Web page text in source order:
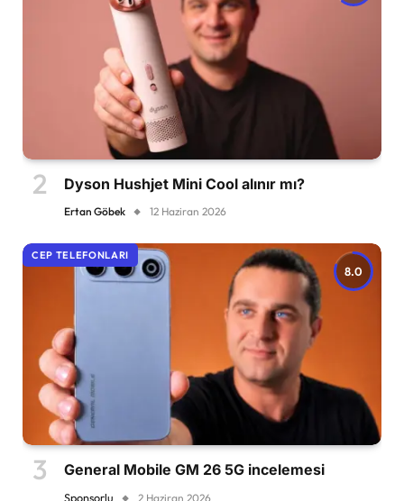
Dyson Hushjet Mini Cool alınır mı?
Ertan Göbek 12 Haziran 2026
8.0
CEP TELEFONLARI
General Mobile GM 26 5G incelemesi
Sponsorlu 2 Haziran 2026